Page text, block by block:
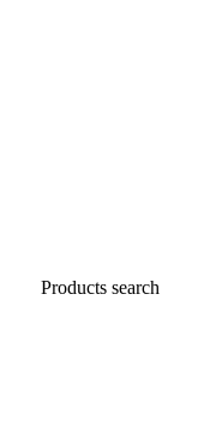
Products search